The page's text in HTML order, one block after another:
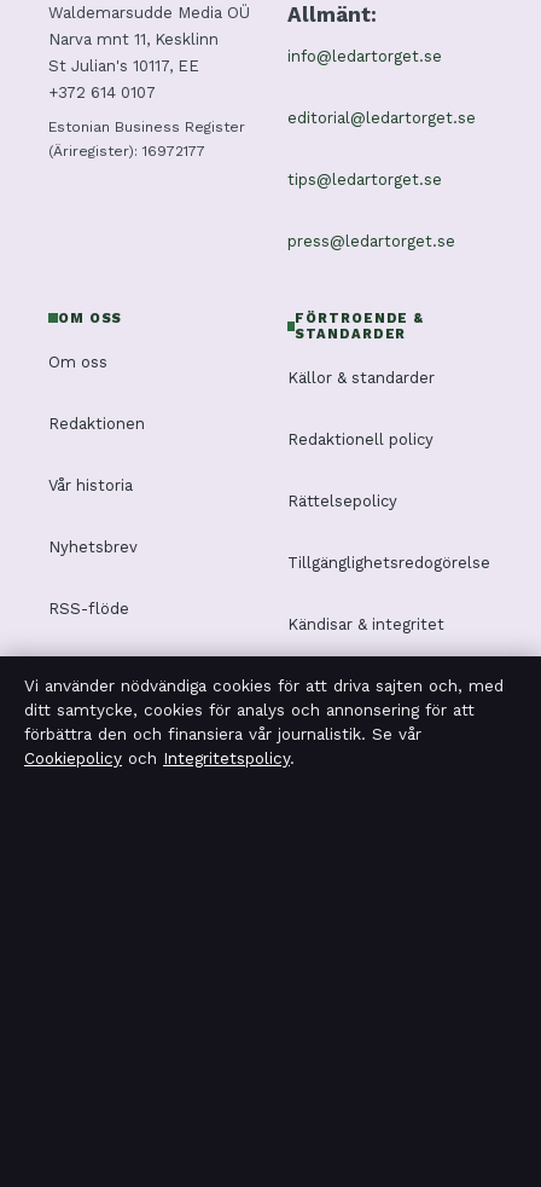
Waldemarsudde Media OÜ
Narva mnt 11, Kesklinn
St Julian's 10117, EE
+372 614 0107
Estonian Business Register
(Äriregister): 16972177
Allmänt:
info@ledartorget.se
editorial@ledartorget.se
tips@ledartorget.se
press@ledartorget.se
OM OSS
Om oss
Redaktionen
Vår historia
Nyhetsbrev
RSS-flöde
FÖRTROENDE &
STANDARDER
Källor & standarder
Redaktionell policy
Rättelsepolicy
Tillgänglighetsredogörelse
Kändisar & integritet
Integritetspolicy
Vi använder nödvändiga cookies för att driva sajten och, med
ditt samtycke, cookies för analys och annonsering för att
förbättra den och finansiera vår journalistik. Se vår
Cookiepolicy och Integritetspolicy.